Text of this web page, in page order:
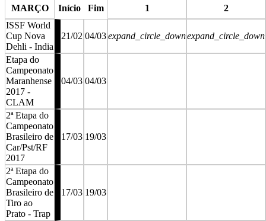
MARÇO Início Fim 1
2
ISSF World
Cup Nova
Dehli - India
21/02 04/03expand_circle_downexpand_circle_down
Etapa do
Campeonato
Maranhense
2017 -
CLAM
04/03 04/03
2ª Etapa do
Campeonato
Brasileiro de
Car/Pst/RF
2017
17/03 19/03
2ª Etapa do
Campeonato
Brasileiro de
Tiro ao
Prato - Trap
17/03 19/03